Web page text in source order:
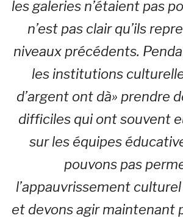
les galeries n’étaient pas
n’est pas clair qu’ils
niveaux précédents.
les institutions
d’argent ont dà» prendre
difficiles qui ont souvent
sur les équipes
pouvons pas
l’appauvrissement
et devons agir maintenant